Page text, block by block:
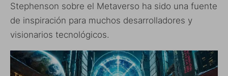
Stephenson sobre el Metaverso ha sido una fuente
de inspiración para muchos desarrolladores y
visionarios tecnológicos.